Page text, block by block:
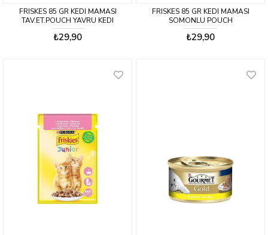
FRISKES 85 GR KEDI MAMASI
TAV.ET.POUCH YAVRU KEDI
₺29,90
FRISKES 85 GR KEDI MAMASI
SOMONLU POUCH
₺29,90